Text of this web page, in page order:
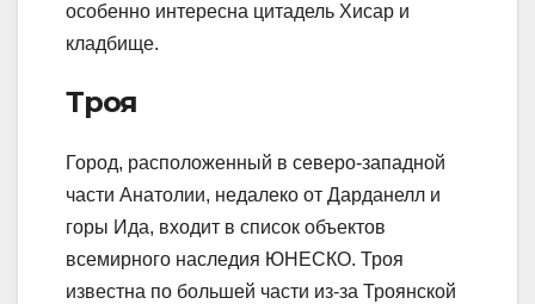
особенно интересна цитадель Хисар и
кладбище.
Троя
Город, расположенный в северо-западной
части Анатолии, недалеко от Дарданелл и
горы Ида, входит в список объектов
всемирного наследия ЮНЕСКО. Троя
известна по большей части из-за Троянской